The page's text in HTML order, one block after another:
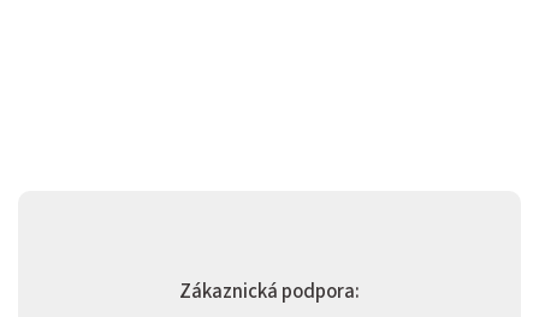
Zákaznická podpora: